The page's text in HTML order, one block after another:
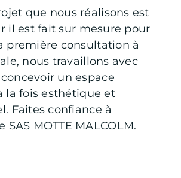
que nous réalisons est
il est fait sur mesure pour
première consultation à
nous travaillons avec
un espace
la fois esthétique et
Faites confiance à
SAS MOTTE MALCOLM.